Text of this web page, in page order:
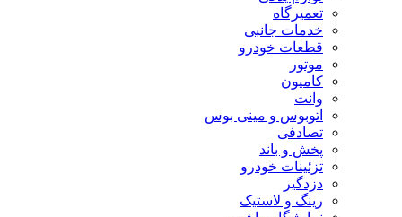
تعمیرگاه
خدمات جانبی
قطعات خودرو
موتور
کامیون
وانت
اتوبوس و مینی بوس
تصادفی
پخش و باند
تزئینات خودرو
دزدگیر
رینگ و لاستیک